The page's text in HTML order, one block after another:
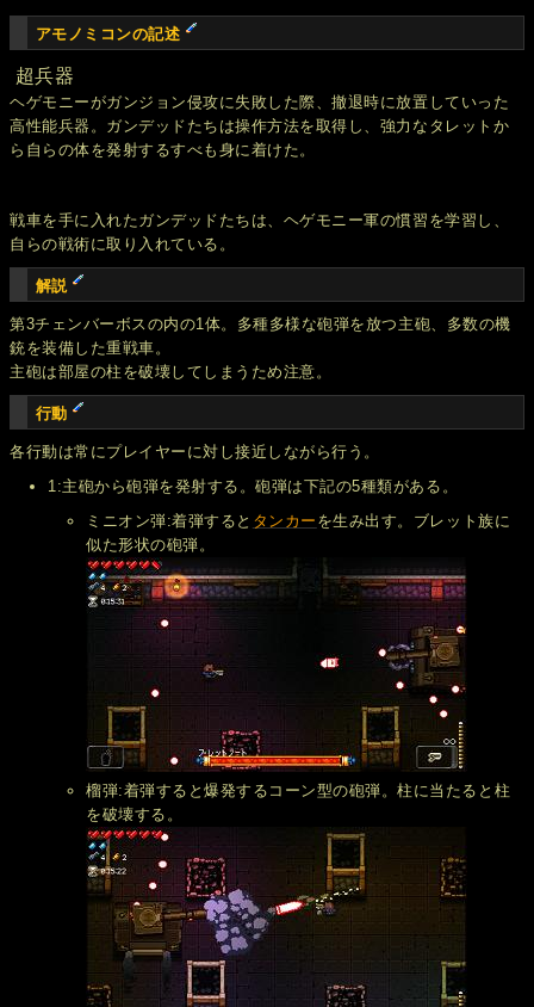
アモノミコンの記述
超兵器
ヘゲモニーがガンジョン侵攻に失敗した際、撤退時に放置していった
高性能兵器。ガンデッドたちは操作方法を取得し、強力なタレットか
ら自らの体を発射するすべも身に着けた。
戦車を手に入れたガンデッドたちは、ヘゲモニー軍の慣習を学習し、
自らの戦術に取り入れている。
解説
第3チェンバーボスの内の1体。多種多様な砲弾を放つ主砲、多数の機
銃を装備した重戦車。
主砲は部屋の柱を破壊してしまうため注意。
行動
各行動は常にプレイヤーに対し接近しながら行う。
1:主砲から砲弾を発射する。砲弾は下記の5種類がある。
ミニオン弾:着弾すると タンカー を生み出す。ブレット族に
似た形状の砲弾。
榴弾:着弾すると爆発するコーン型の砲弾。柱に当たると柱
を破壊する。